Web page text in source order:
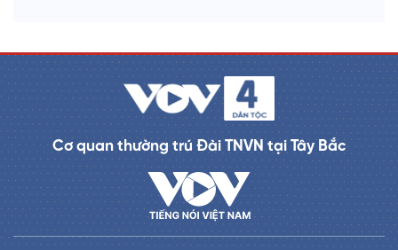
Cơ quan thường trú Đài TNVN tại Tây Bắc